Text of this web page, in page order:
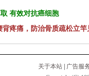
有效对抗癌细胞
疼痛，防治骨质疏松立竿
关于本站
广告服